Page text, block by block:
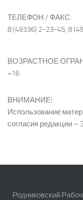
ТЕЛЕФОН / ФАКС:
8 (49336) 2-23-45, 8
ВОЗРАСТНОЕ
+16
ВНИМАНИЕ!
Использование
согласия редакции
Родниковский